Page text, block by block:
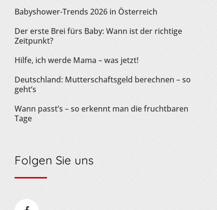
Babyshower-Trends 2026 in Österreich
Der erste Brei fürs Baby: Wann ist der richtige
Zeitpunkt?
Hilfe, ich werde Mama – was jetzt!
Deutschland: Mutterschaftsgeld berechnen – so
geht’s
Wann passt’s – so erkennt man die fruchtbaren
Tage
Folgen Sie uns